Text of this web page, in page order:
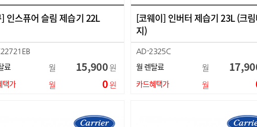
인스퓨어 슬림 제습기 22L
료 월 15,900원
택가 월 0원
[코웨이] 인버터 제습기 23L (크
지)
AD-2325C
월 렌탈료 월
카드혜택가 월